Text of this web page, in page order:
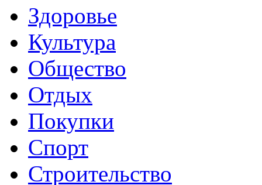
Здоровье
Культура
Общество
Отдых
Покупки
Спорт
Строительство